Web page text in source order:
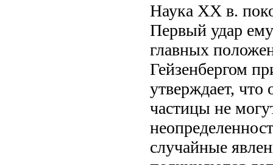
Наука XX в.
Первый удар
главных
Гейзенбергом
утверждает,
частицы не
случайные